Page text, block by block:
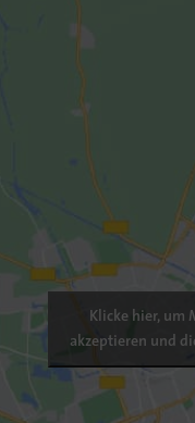
Klicke hier, um
akzeptieren und